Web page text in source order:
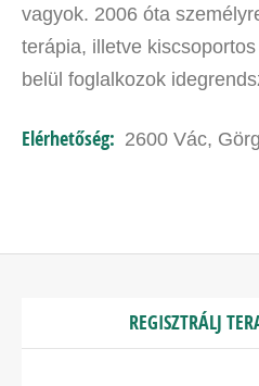
vagyok. 2006 óta
terápia, illetve
belül foglalkozok
figyelmi…
Elérhetőség: 2600 Vác,
REGISZTRÁLJ